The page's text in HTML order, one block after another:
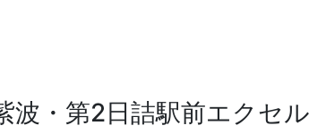
波・第2日詰駅前エクセル